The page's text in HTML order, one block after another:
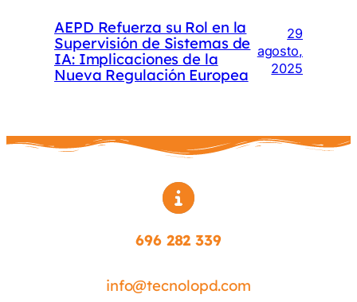
AEPD Refuerza su Rol en la
Supervisión de Sistemas de
IA: Implicaciones de la
Nueva Regulación Europea
29
agosto,
2025
696 282 339
info@tecnolopd.com